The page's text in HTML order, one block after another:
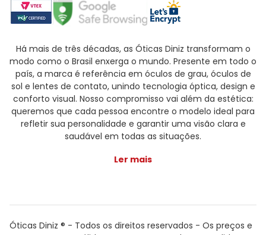
Há mais de três décadas, as Óticas Diniz transformam o
modo como o Brasil enxerga o mundo. Presente em todo o
país, a marca é referência em óculos de grau, óculos de
sol e lentes de contato, unindo tecnologia óptica, design e
conforto visual. Nosso compromisso vai além da estética:
queremos que cada pessoa encontre o modelo ideal para
refletir sua personalidade e garantir uma visão clara e
saudável em todas as situações.
Ler mais
Óticas Diniz ® - Todos os direitos reservados - Os preços e